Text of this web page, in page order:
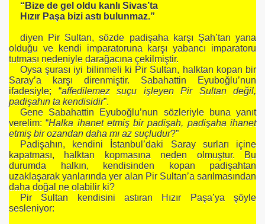
“Bize de gel oldu kanlı Sivas’ta
Hızır Paşa bizi astı bulunmaz.”
diyen Pir Sultan, sözde padişaha karşı Şah’tan yana
olduğu ve kendi imparatoruna karşı yabancı imparatoru
tutması nedeniyle darağacına çekilmiştir.
Oysa şurası iyi bilinmeli ki Pir Sultan, halktan kopan bir
Saray’a karşı direnmiştir. Sabahattin Eyuboğlu’nun
ifadesiyle; “affedilemez suçu işleyen Pir Sultan değil,
padişahın ta kendisidir”.
Gene Sabahattin Eyuboğlu’nun sözleriyle buna yanıt
verelim: “Halka ihanet etmiş bir padişah, padişaha ihanet
etmiş bir ozandan daha mı az suçludur?”
Padişahın, kendini İstanbul’daki Saray surları içine
kapatması, halktan kopmasına neden olmuştur. Bu
durumda halkın, kendisinden kopan padişahtan
uzaklaşarak yanlarında yer alan Pir Sultan’a sarılmasından
daha doğal ne olabilir ki?
Pir Sultan kendisini astıran Hızır Paşa’ya şöyle
sesleniyor: